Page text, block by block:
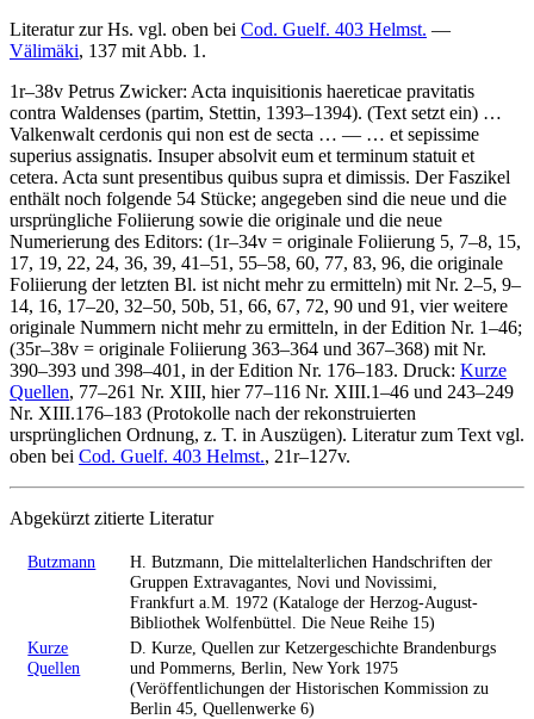
Literatur zur Hs. vgl. oben bei Cod. Guelf. 403 Helmst. —
Välimäki, 137 mit Abb. 1.
1r–38v Petrus Zwicker: Acta inquisitionis haereticae pravitatis
contra Waldenses (partim, Stettin, 1393–1394). (Text setzt ein) …
Valkenwalt cerdonis qui non est de secta … — … et sepissime
superius assignatis. Insuper absolvit eum et terminum statuit et
cetera. Acta sunt presentibus quibus supra et dimissis. Der Faszikel
enthält noch folgende 54 Stücke; angegeben sind die neue und die
ursprüngliche Foliierung sowie die originale und die neue
Numerierung des Editors: (1r–34v = originale Foliierung 5, 7–8, 15,
17, 19, 22, 24, 36, 39, 41–51 , 55–58, 60, 77, 83, 96, die originale
Foliierung der letzten Bl. ist nicht mehr zu ermitteln) mit Nr. 2–5, 9–
14, 16, 17–20, 32–50, 50b, 51 , 66, 67, 72, 90 und 91 , vier weitere
originale Nummern nicht mehr zu ermitteln, in der Edition Nr. 1–46;
(35r–38v = originale Foliierung 363–364 und 367–368) mit Nr.
390–393 und 398–401 , in der Edition Nr. 176–183. Druck: Kurze
Quellen, 77–261 Nr. XIII, hier 77–116 Nr. XIII.1–46 und 243–249
Nr. XIII.176–183 (Protokolle nach der rekonstruierten
ursprünglichen Ordnung, z. T. in Auszügen). Literatur zum Text vgl.
oben bei Cod. Guelf. 403 Helmst., 21r–127v.
Abgekürzt zitierte Literatur
Butzmann
H. Butzmann, Die mittelalterlichen Handschriften der
Gruppen Extravagantes, Novi und Novissimi,
Frankfurt a.M. 1972 (Kataloge der Herzog-August-
Bibliothek Wolfenbüttel. Die Neue Reihe 15)
Kurze
Quellen
D. Kurze, Quellen zur Ketzergeschichte Brandenburgs
und Pommerns, Berlin, New York 1975
(Veröffentlichungen der Historischen Kommission zu
Berlin 45, Quellenwerke 6)